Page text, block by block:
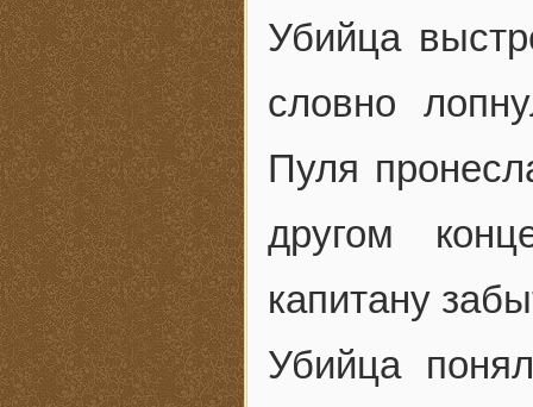
Убийца
словно
Пуля
другом
капитану
Убийца